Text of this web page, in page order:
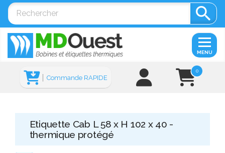

0
Commande RAPIDE
MENU
Etiquette Cab L 58 x H 102 x 40 -
thermique protégé